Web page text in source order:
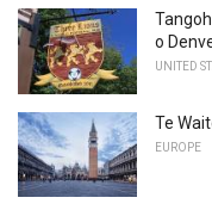
o
UNITED
Te
EUROPE